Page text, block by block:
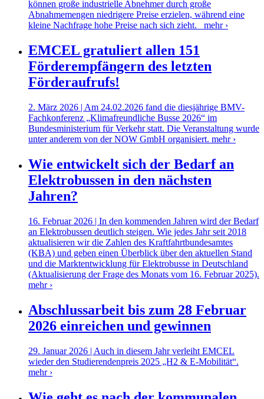
können große industrielle Abnehmer durch große
Abnahmemengen niedrigere Preise erzielen, während eine
kleine Nachfrage hohe Preise nach sich zieht. mehr ›
EMCEL gratuliert allen 151
Förderempfängern des letzten
Förderaufrufs!
2. März 2026 | Am 24.02.2026 fand die diesjährige BMV-
Fachkonferenz „Klimafreundliche Busse 2026“ im
Bundesministerium für Verkehr statt. Die Veranstaltung wurde
unter anderem von der NOW GmbH organisiert. mehr ›
Wie entwickelt sich der Bedarf an
Elektrobussen in den nächsten
Jahren?
16. Februar 2026 | In den kommenden Jahren wird der Bedarf
an Elektrobussen deutlich steigen. Wie jedes Jahr seit 2018
aktualisieren wir die Zahlen des Kraftfahrtbundesamtes
(KBA) und geben einen Überblick über den aktuellen Stand
und die Marktentwicklung für Elektrobusse in Deutschland
(Aktualisierung der Frage des Monats vom 16. Februar 2025).
mehr ›
Abschlussarbeit bis zum 28 Februar
2026 einreichen und gewinnen
29. Januar 2026 | Auch in diesem Jahr verleiht EMCEL
wieder den Studierendenpreis 2025 „H2 & E-Mobilität“.
mehr ›